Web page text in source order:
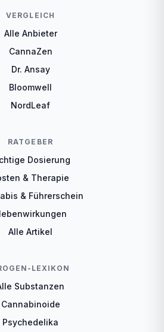
VERGLEICH
Alle Anbieter
CannaZen
Dr. Ansay
Bloomwell
NordLeaf
RATGEBER
Dosierung
& Therapie
& Führerschein
Alle Artikel
LEXIKON
Substanzen
Cannabinoide
Psychedelika